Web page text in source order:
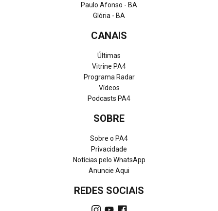
Paulo Afonso - BA
Glória - BA
CANAIS
Últimas
Vitrine PA4
Programa Radar
Vídeos
Podcasts PA4
SOBRE
Sobre o PA4
Privacidade
Notícias pelo WhatsApp
Anuncie Aqui
REDES SOCIAIS